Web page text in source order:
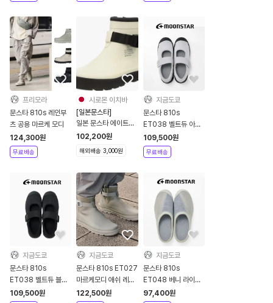
프리모라
문스타 810s 레인부
츠 공용 마르케 모디
124,300원
무료배송
시로몬 이치바
[일본문스타]
일본 문스타 에이트텐
스 러버 부츠 810s
102,200원
해외배송 3,000원
지금도쿄
문스타 810s
ET038 벨트듀 아이
스 그레이 메리제인 운
동화
109,500원
무료배송
지금도쿄
문스타 810s
ET038 벨트듀 블랙
메리제인 운동화
109,500원
지금도쿄
문스타 810s ET027
마르케모디 애쉬 레인
부츠 장화
122,500원
지금도쿄
문스타 810s
ET048 베니 라이트
그레이 슬립온
97,400원